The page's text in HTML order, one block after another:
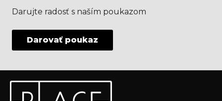
Darujte radosť s naším poukazom
Darovať poukaz
Odoberať newsletter